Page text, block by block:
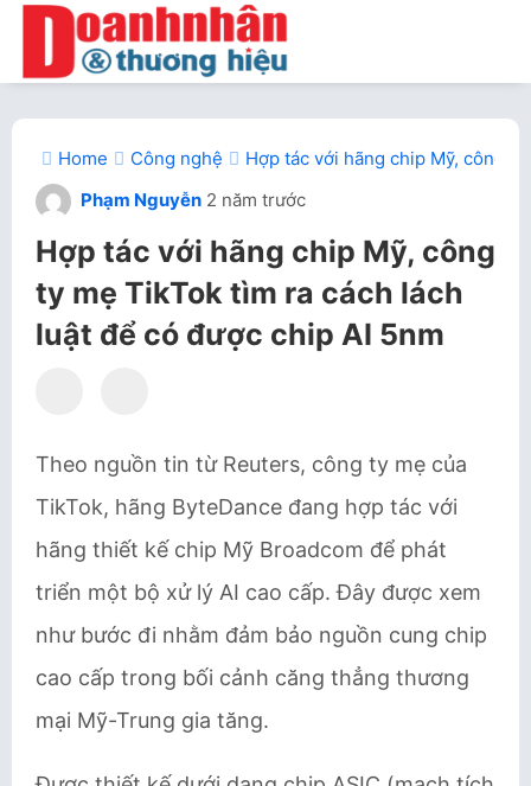
Home Công nghệ
Hợp tác với hãng chip Mỹ, công
Phạm Nguyễn 2 năm trước
Hợp tác với hãng chip Mỹ, công
ty mẹ TikTok tìm ra cách lách
luật để có được chip AI 5nm
Theo nguồn tin từ Reuters, công ty mẹ của
TikTok, hãng ByteDance đang hợp tác với
hãng thiết kế chip Mỹ Broadcom để phát
triển một bộ xử lý AI cao cấp. Đây được xem
như bước đi nhằm đảm bảo nguồn cung chip
cao cấp trong bối cảnh căng thẳng thương
mại Mỹ-Trung gia tăng.